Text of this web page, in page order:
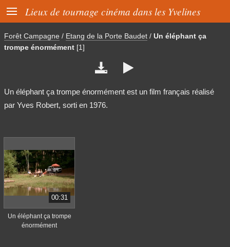
 Lieux de tournage cinéma dans les Yvelines
Forêt Campagne / Etang de la Porte Baudet / Un éléphant ça
trompe énormément [1]
 
Un éléphant ça trompe énormément est un film français réalisé
par Yves Robert, sorti en 1976.
00:31
Un éléphant ça trompe
énormément